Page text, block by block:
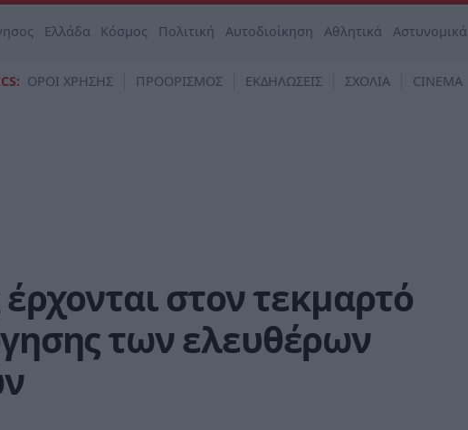
Ελλάδα Κόσμος Πολιτική Αυτοδιοίκηση Αθλητικά Αστυνομικά
ΟΡΟΙ ΧΡΗΣΗΣ ΠΡΟΟΡΙΣΜΟΣ ΕΚΔΗΛΩΣΕΙΣ ΣΧΟΛΙΑ CINEMA
στον τεκμαρτό
των ελευθέρων